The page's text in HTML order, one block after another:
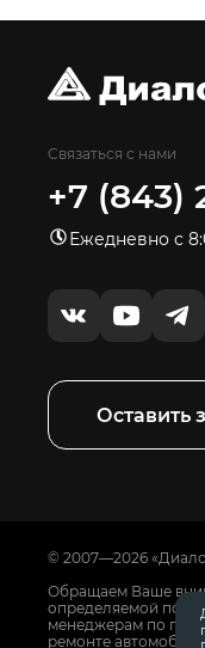
Связаться с нами
+7 (843)
Ежедневно с
Оставить
© 2007—2026
Обращаем Ваше
определяемой
менеджерам по
ремонте